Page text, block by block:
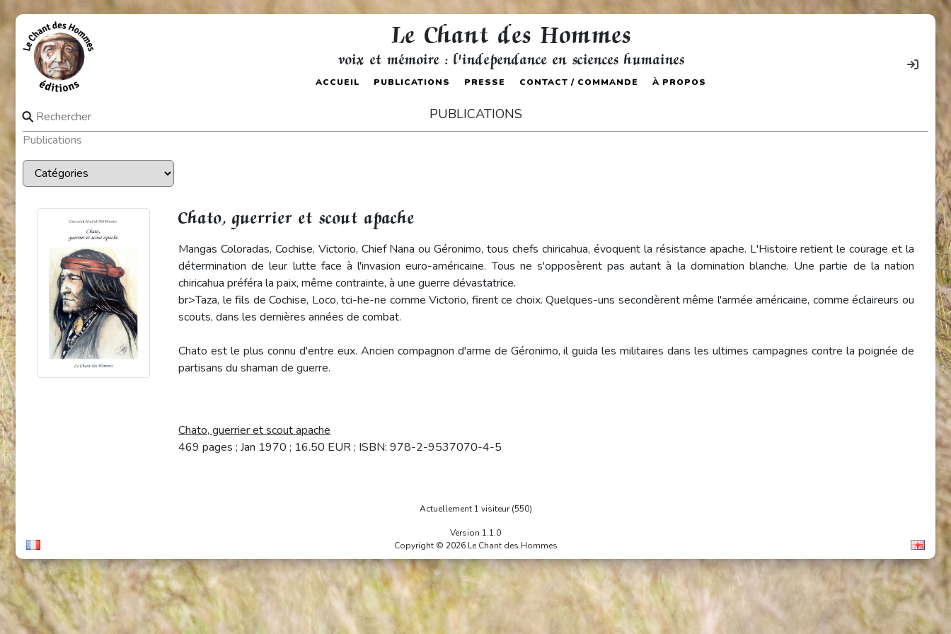
⚲
Le Chant des Hommes
voix et mémoire : l'independance en sciences humaines
ACCUEIL PUBLICATIONS PRESSE CONTACT / COMMANDE À PROPOS
PUBLICATIONS
Publications
Chato, guerrier et scout apache
Mangas Coloradas, Cochise, Victorio, Chief Nana ou Géronimo, tous chefs chiricahua, évoquent la résistance apache. L'Histoire retient le courage et la
détermination de leur lutte face à l'invasion euro-américaine. Tous ne s'opposèrent pas autant à la domination blanche. Une partie de la nation
chiricahua préféra la paix, même contrainte, à une guerre dévastatrice.
br>Taza, le fils de Cochise, Loco, tci-he-ne comme Victorio, firent ce choix. Quelques-uns secondèrent même l'armée américaine, comme éclaireurs ou
scouts, dans les dernières années de combat.
Chato est le plus connu d'entre eux. Ancien compagnon d'arme de Géronimo, il guida les militaires dans les ultimes campagnes contre la poignée de
partisans du shaman de guerre.
Chato, guerrier et scout apache
469 pages ; Jan 1970 ; 16.50 EUR ; ISBN: 978-2-9537070-4-5
Actuellement 1 visiteur (550)
Version 1.1.0
Copyright © 2026 Le Chant des Hommes